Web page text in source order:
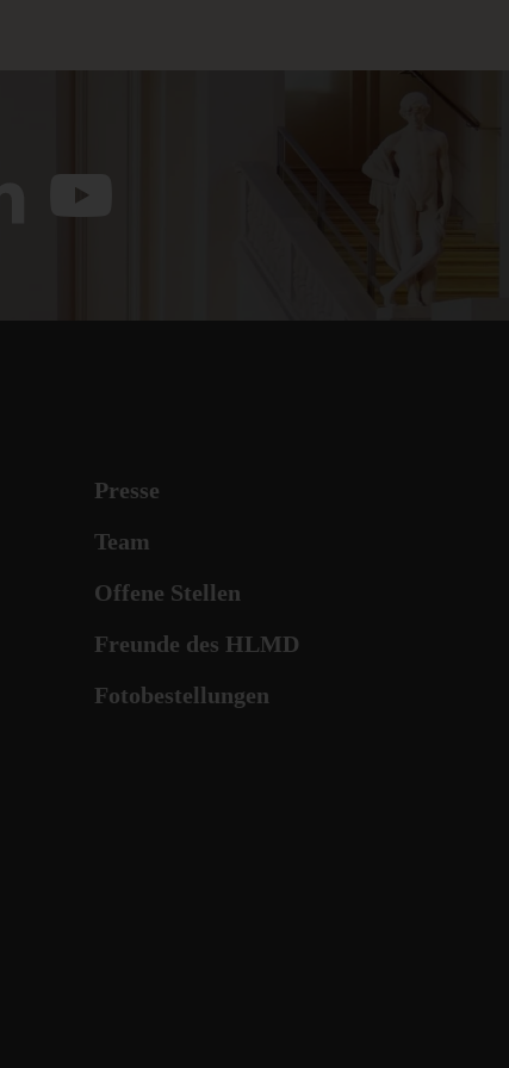
Presse
Team
Offene Stellen
Freunde des HLMD
Fotobestellungen